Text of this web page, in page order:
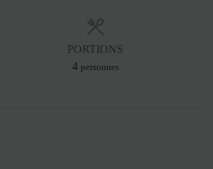
PORTIONS
4 personnes